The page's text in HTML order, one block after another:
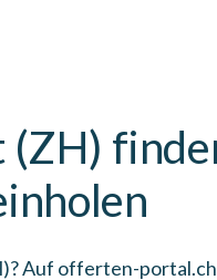
Auf offerten-